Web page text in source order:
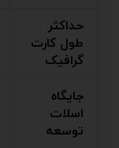
حداکثر
طول کارت
گرافیک
جایگاه
اسلات
توسعه